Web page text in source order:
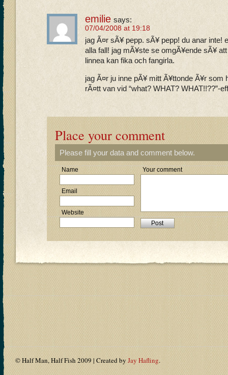
emilie says:
07/04/2008 at 19:18
jag Ã¤r sÃ¥ pepp. sÃ¥ pepp! du anar inte!
alla fall! jag mÃ¥ste se omgÃ¥ende sÃ¥
linnea kan fika och fangirla.
jag Ã¤r ju inne pÃ¥ mitt Ã¥ttonde Ã¥r som
rÃ¤tt van vid “what? WHAT? WHAT!!??”-
Place your comment
Please fill your data and comment below.
Name
Email
Website
Your comment
© Half Man, Half Fish 2009 | Created by Jay Hafling.